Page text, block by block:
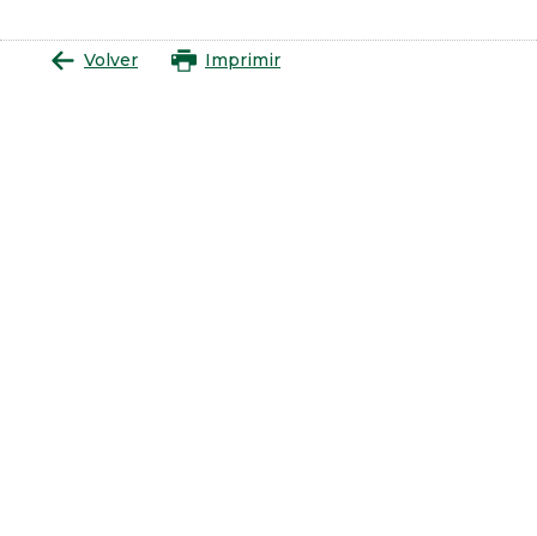
Volver Imprimir